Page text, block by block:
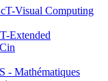
Visual Computing
Extended
- Mathématiques